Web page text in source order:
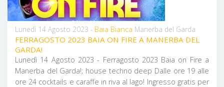
Lunedì 14 Agosto 2023 - Baia Bianca Manerba del Garda
FERRAGOSTO 2023 BAIA ON FIRE A MANERBA DEL
GARDA!
Lunedì 14 Agosto 2023 - Ferragosto 2023 Baia on Fire a
Manerba del Garda!; house techno deep Dalle ore 19 alle
ore 24 cocktails e caraffe in riva al lago! Ingresso gratis per